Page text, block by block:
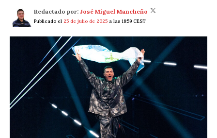
Redactado por: José Miguel Mancheño
Publicado el 25 de julio de 2025 a las 18:59 CEST